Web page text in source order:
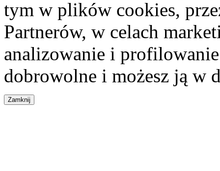
tym w plików cookies,
Partnerów, w celach
analizowanie i
dobrowolne i możesz ją w